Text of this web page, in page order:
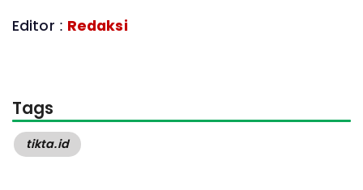
Editor : Redaksi
Tags
tikta.id